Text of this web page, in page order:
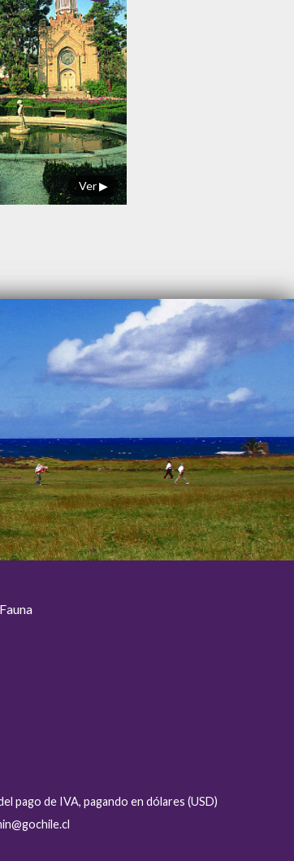
Ver ▶
pago de IVA, pagando en dólares (USD)